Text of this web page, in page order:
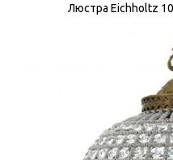
Люстра Eichholtz